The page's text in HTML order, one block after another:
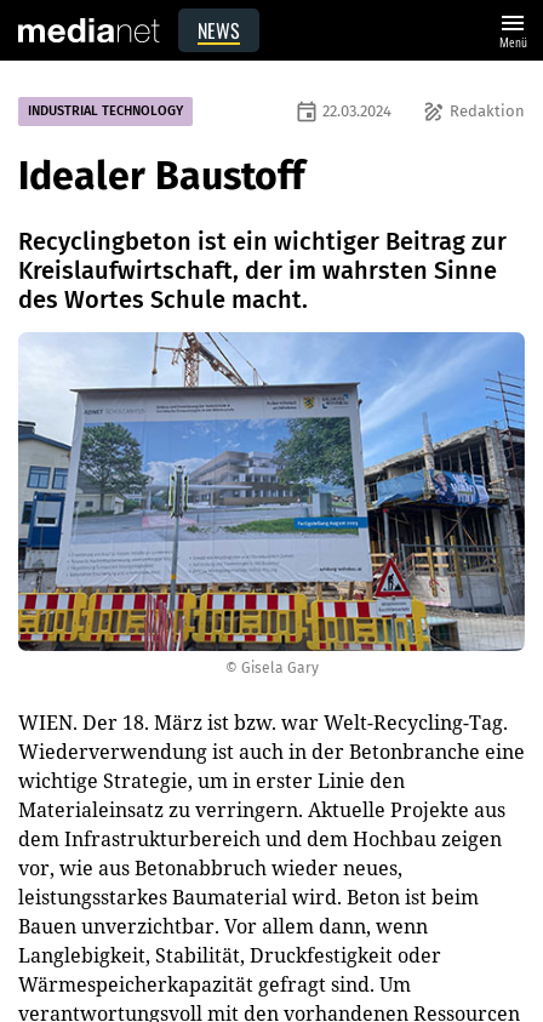
NEWS menu
Menü
© Gisela Gary
INDUSTRIAL TECHNOLOGY draw Redaktion
event 22.03.2024
Idealer Baustoff
Recyclingbeton ist ein wichtiger Beitrag zur
Kreislaufwirtschaft, der im wahrsten Sinne
des Wortes Schule macht.
WIEN. Der 18. März ist bzw. war Welt-Recycling-Tag.
Wiederverwendung ist auch in der Betonbranche eine
wichtige Strategie, um in erster Linie den
Materialeinsatz zu verringern. Aktuelle Projekte aus
dem Infrastrukturbereich und dem Hochbau zeigen
vor, wie aus Betonabbruch wieder neues,
leistungsstarkes Baumaterial wird. Beton ist beim
Bauen unverzichtbar. Vor allem dann, wenn
Langlebigkeit, Stabilität, Druckfestigkeit oder
Wärmespeicherkapazität gefragt sind. Um
verantwortungsvoll mit den vorhandenen Ressourcen